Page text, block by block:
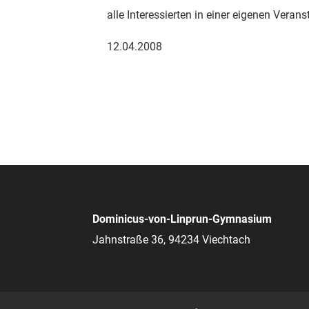
alle Interessierten in einer eigenen
12.04.2008
Dominicus-von-Linprun-Gymnasium
Jahnstraße 36, 94234 Viechtach